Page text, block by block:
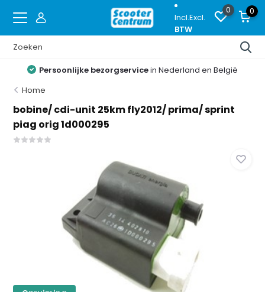
Incl.Excl.
BTW
0 0
Persoonlijke bezorgservicein Nederland en België
Home
bobine/ cdi-unit 25km fly2012/ prima/ sprint
piag orig 1d000295